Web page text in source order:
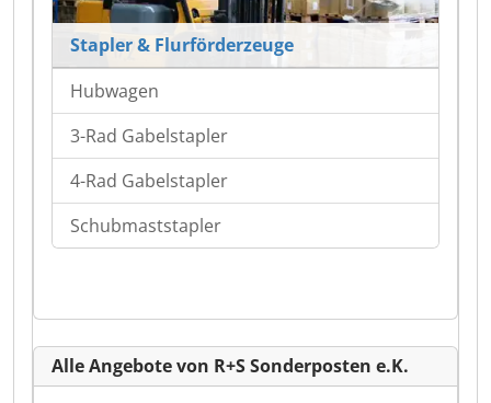
Stapler & Flurförderzeuge
Hubwagen
3-Rad Gabelstapler
4-Rad Gabelstapler
Schubmaststapler
Alle Angebote von R+S Sonderposten e.K.